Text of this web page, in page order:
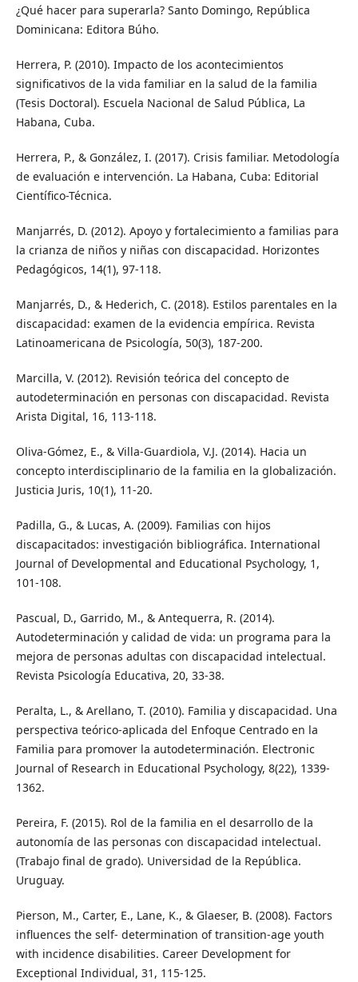
¿Qué hacer para superarla? Santo Domingo, República
Dominicana: Editora Búho.
Herrera, P. (2010). Impacto de los acontecimientos
significativos de la vida familiar en la salud de la familia
(Tesis Doctoral). Escuela Nacional de Salud Pública, La
Habana, Cuba.
Herrera, P., & González, I. (2017). Crisis familiar. Metodología
de evaluación e intervención. La Habana, Cuba: Editorial
Científico-Técnica.
Manjarrés, D. (2012). Apoyo y fortalecimiento a familias para
la crianza de niños y niñas con discapacidad. Horizontes
Pedagógicos, 14(1), 97-118.
Manjarrés, D., & Hederich, C. (2018). Estilos parentales en la
discapacidad: examen de la evidencia empírica. Revista
Latinoamericana de Psicología, 50(3), 187-200.
Marcilla, V. (2012). Revisión teórica del concepto de
autodeterminación en personas con discapacidad. Revista
Arista Digital, 16, 113-118.
Oliva-Gómez, E., & Villa-Guardiola, V.J. (2014). Hacia un
concepto interdisciplinario de la familia en la globalización.
Justicia Juris, 10(1), 11-20.
Padilla, G., & Lucas, A. (2009). Familias con hijos
discapacitados: investigación bibliográfica. International
Journal of Developmental and Educational Psychology, 1,
101-108.
Pascual, D., Garrido, M., & Antequerra, R. (2014).
Autodeterminación y calidad de vida: un programa para la
mejora de personas adultas con discapacidad intelectual.
Revista Psicología Educativa, 20, 33-38.
Peralta, L., & Arellano, T. (2010). Familia y discapacidad. Una
perspectiva teórico-aplicada del Enfoque Centrado en la
Familia para promover la autodeterminación. Electronic
Journal of Research in Educational Psychology, 8(22), 1339-
1362.
Pereira, F. (2015). Rol de la familia en el desarrollo de la
autonomía de las personas con discapacidad intelectual.
(Trabajo final de grado). Universidad de la República.
Uruguay.
Pierson, M., Carter, E., Lane, K., & Glaeser, B. (2008). Factors
influences the self- determination of transition-age youth
with incidence disabilities. Career Development for
Exceptional Individual, 31, 115-125.